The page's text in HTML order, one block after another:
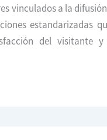
vinculados a la
estandarizadas
del visitante y